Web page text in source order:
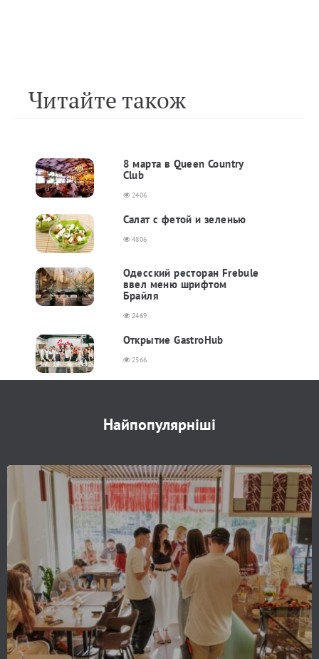
Читайте також
8 марта в Queen Country
Club
2406
Салат с фетой и зеленью
4806
Одесский ресторан Frebule
ввел меню шрифтом
Брайля
2469
Открытие GastroHub
2566
Найпопулярніші